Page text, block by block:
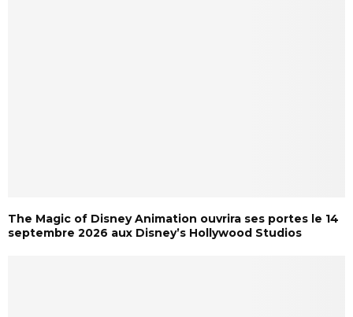
The Magic of Disney Animation ouvrira ses portes le 14
septembre 2026 aux Disney’s Hollywood Studios